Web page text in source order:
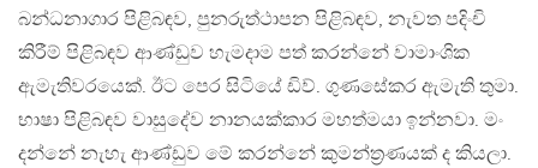
බන්ධනාගාර පිළිබඳව, පුනරුත්ථාපන පිළිබඳව, නැවත පදිංචි
කිරීම් පිළිබඳව ආණ්ඩුව හැමදාම පත් කරන්නේ වාමාංශික
ඇමැතිවරයෙක්. ඊට පෙර සිටියේ ඩිව්. ගුණසේකර ඇමැති තුමා.
භාෂා පිළිබඳව වාසුදේව නානයක්කාර මහත්මයා ඉන්නවා. මං
දන්නේ නැහැ ආණ්ඩුව මේ කරන්නේ කුමන්ත‍්‍රණයක් ද කියලා.